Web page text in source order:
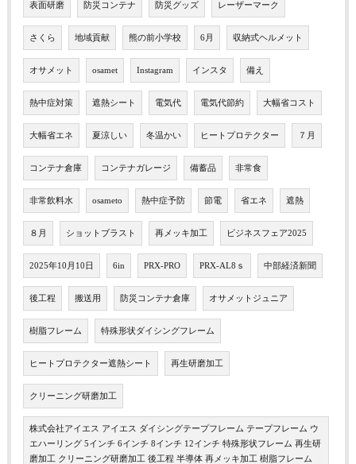
表面研磨 防災コンテナ 防災グッズ レーザーマーク
さくら 地域貢献 熊の前小学校 6月 収納式ヘルメット
オサメット osamet Instagram インスタ 備え
熱中症対策 遮熱シート 電気代 電気代節約 大幅省コスト
大幅省エネ 夏涼しい 冬温かい ヒートプロテクター ７月
コンテナ倉庫 コンテナガレージ 備蓄品 非常食
非常飲料水 osameto 熱中症予防 節電 省エネ 遮熱
８月 ショットブラスト 再メッキ加工 ビジネスフェア2025
2025年10月10日 6in PRX-PRO PRX-AL8ｓ 中部経済新聞
後工程 搬送用 防災コンテナ倉庫 オサメットジュニア
樹脂フレーム 特殊形状ダイシングフレーム
ヒートプロテクター遮熱シート 再生研磨加工
クリーニング研磨加工
株式会社アイエス アイエス ダイシングテープフレーム テープフレーム ウ
エハーリング 5インチ 6インチ 8インチ 12インチ 特殊形状フレーム 再生研
磨加工 クリーニング研磨加工 後工程 半導体 再メッキ加工 樹脂フレーム